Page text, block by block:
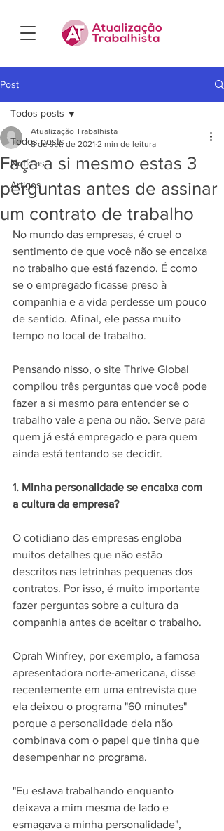
Post
Todos posts
Notícias
Artigos
Todos posts
Faça a si mesmo estas 3
perguntas antes de assinar
um contrato de trabalho
Atualização Trabalhista
8 de set. de 2021 2 min de leitura
No mundo das empresas, é cruel o
sentimento de que você não se encaixa
no trabalho que está fazendo. É como
se o empregado ficasse preso à
companhia e a vida perdesse um pouco
de sentido. Afinal, ele passa muito
tempo no local de trabalho.
Pensando nisso, o site Thrive Global
compilou três perguntas que você pode
fazer a si mesmo para entender se o
trabalho vale a pena ou não. Serve para
quem já está empregado e para quem
ainda está tentando se decidir.
1. Minha personalidade se encaixa com
a cultura da empresa?
O cotidiano das empresas engloba
muitos detalhes que não estão
descritos nas letrinhas pequenas dos
contratos. Por isso, é muito importante
fazer perguntas sobre a cultura da
companhia antes de aceitar o trabalho.
Oprah Winfrey, por exemplo, a famosa
apresentadora norte-americana, disse
recentemente em uma entrevista que
ela deixou o programa "60 minutes"
porque a personalidade dela não
combinava com o papel que tinha que
desempenhar no programa.
"Eu estava trabalhando enquanto
deixava a mim mesma de lado e
esmagava a minha personalidade",